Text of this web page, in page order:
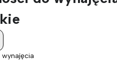
wynajęcia